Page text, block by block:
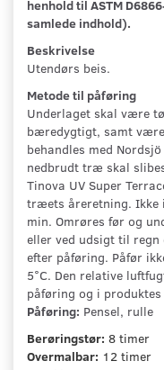
henhold til ASTM
samlede indhold).
Beskrivelse
Utendørs beis.
Metode til påføring
Underlaget skal være
bæredygtigt, samt
behandles med
nedbrudt træ skal
Tinova UV Super
træets åreretning. Ikke
min. Omrøres før og
eller ved udsigt til regn
efter påføring. Påfør
5°C. Den relative
påføring og i
Påføring: Pensel, rulle
Berøringstør: 8 timer
Overmalbar: 12 timer